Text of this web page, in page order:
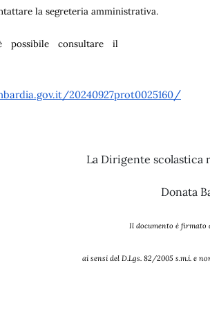
la segreteria amministrativa.
possibile consultare il
20240927prot0025160/
La Dirigente scolastica
Donata
Il documento è
ai sensi del D.Lgs. 82/2005 s.m.i. e